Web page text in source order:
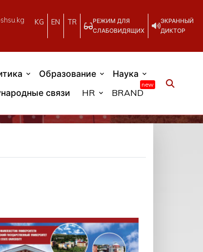
KG EN TR
РЕЖИМ ДЛЯ
СЛАБОВИДЯЩИХ
ЭКРАННЫЙ
ДИКТОР
Образование
Наука
связи
HR BRAND
new